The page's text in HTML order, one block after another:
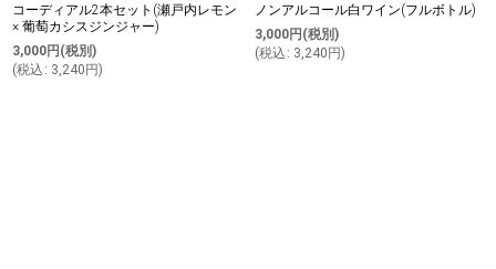
コーディアル2本セット(瀬戸内レモン
× 葡萄カシスジンジャー)
3,000円 (税別)
(税込 : 3,240 円)
ノンアルコール白ワイン(フルボトル)
3,000円 (税別)
(税込 : 3,240 円)